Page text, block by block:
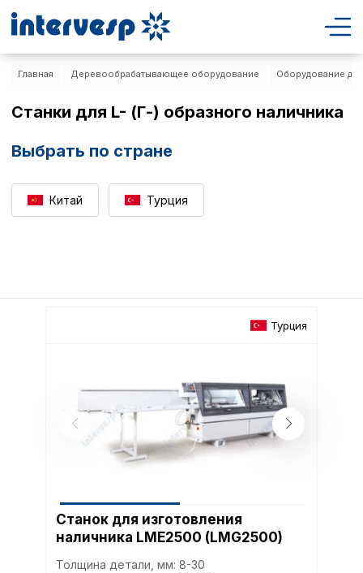
Главная Деревообрабатывающее оборудование Оборудование
Станки для L- (Г-) образного наличника
Выбрать по стране
Китай Турция
Турция
Станок для изготовления
наличника LME2500 (LMG2500)
Толщина детали, мм: 8-30